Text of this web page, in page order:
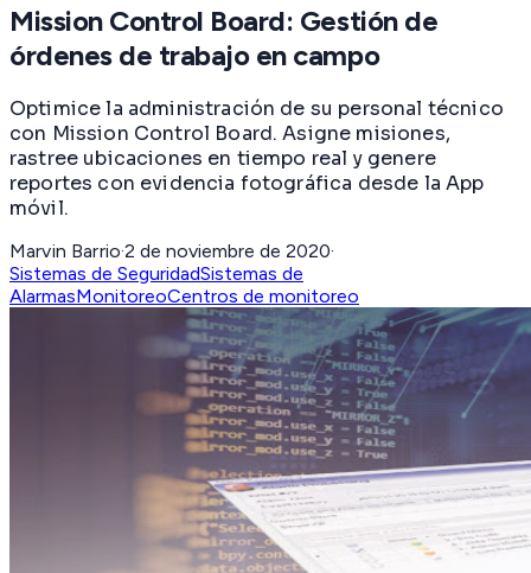
Mission Control Board: Gestión de
órdenes de trabajo en campo
Optimice la administración de su personal técnico
con Mission Control Board. Asigne misiones,
rastree ubicaciones en tiempo real y genere
reportes con evidencia fotográfica desde la App
móvil.
Marvin Barrio·2 de noviembre de 2020·
Sistemas de SeguridadSistemas de
AlarmasMonitoreoCentros de monitoreo